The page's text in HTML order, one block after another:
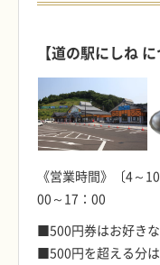
【道の駅にしね に
《営業時間》〔4～
00～17：00
■500円券はお好きな
■500円を超える分は